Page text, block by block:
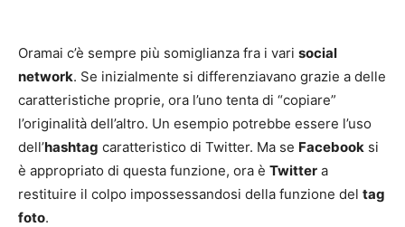
Oramai c’è sempre più somiglianza fra i vari social
network. Se inizialmente si differenziavano grazie a delle
caratteristiche proprie, ora l’uno tenta di “copiare”
l’originalità dell’altro. Un esempio potrebbe essere l’uso
dell’hashtag caratteristico di Twitter. Ma se Facebook si
è appropriato di questa funzione, ora è Twitter a
restituire il colpo impossessandosi della funzione del tag
foto.